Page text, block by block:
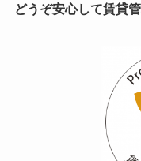
どうぞ安心して賃貸